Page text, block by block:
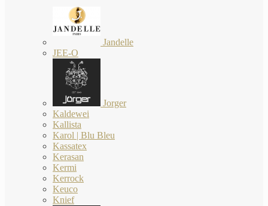
Jandelle
JEE-O
Jorger
Kaldewei
Kallista
Karol | Blu Bleu
Kassatex
Kerasan
Kermi
Kerrock
Keuco
Knief